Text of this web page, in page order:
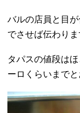
バルの店員と目
でさせば伝わりま
タパスの値段は
ーロくらいまでと